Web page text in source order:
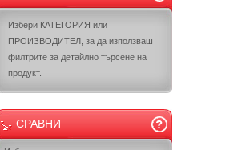
Избери КАТЕГОРИЯ или
ПРОИЗВОДИТЕЛ, за да използваш
филтрите за детайлно търсене на
продукт.
СРАВНИ